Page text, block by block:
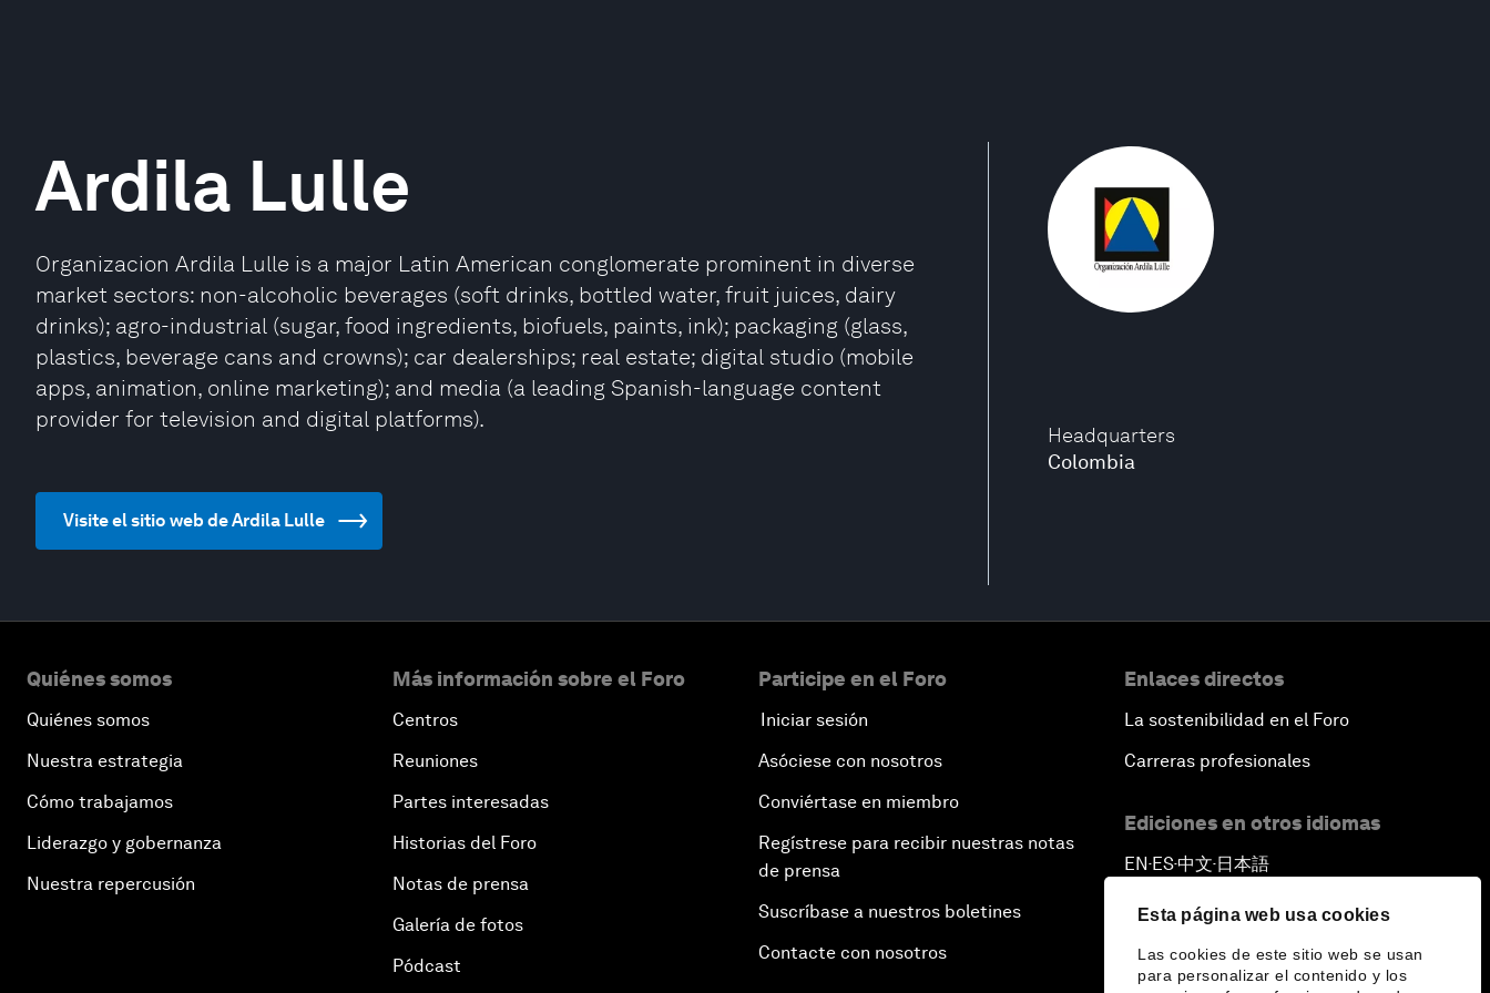
Esta página web usa cookies
Las cookies de este sitio web se usan
para personalizar el contenido y los
Headquarters
Colombia
Ardila Lulle
Organizacion Ardila Lulle is a major Latin American conglomerate prominent in diverse
market sectors: non-alcoholic beverages (soft drinks, bottled water, fruit juices, dairy
drinks); agro-industrial (sugar, food ingredients, biofuels, paints, ink); packaging (glass,
plastics, beverage cans and crowns); car dealerships; real estate; digital studio (mobile
apps, animation, online marketing); and media (a leading Spanish-language content
provider for television and digital platforms).
Visite el sitio web de Ardila Lulle
Quiénes somos
Quiénes somos
Nuestra estrategia
Cómo trabajamos
Liderazgo y gobernanza
Nuestra repercusión
Más información sobre el Foro
Centros
Reuniones
Partes interesadas
Historias del Foro
Notas de prensa
Galería de fotos
Pódcast
Participe en el Foro
Iniciar sesión
Asóciese con nosotros
Conviértase en miembro
Regístrese para recibir nuestras notas
de prensa
Suscríbase a nuestros boletines
Contacte con nosotros
Enlaces directos
La sostenibilidad en el Foro
Carreras profesionales
Ediciones en otros idiomas
EN ▪ES▪中文▪ 日本語